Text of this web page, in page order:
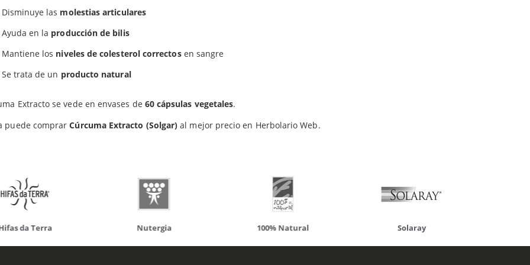
Disminuye las molestias articulares
Ayuda en la producción de bilis
Mantiene los niveles de colesterol correctosen sangre
Se trata de un producto natural
Extracto se vede en envases de 60 cápsulas vegetales.
puede comprarCúrcuma Extracto (Solgar) al mejor precio en Herbolario Web.
Productos relacionados
otros productos que te pueden interesar
Terra Nutergia 100% Natural Solaray